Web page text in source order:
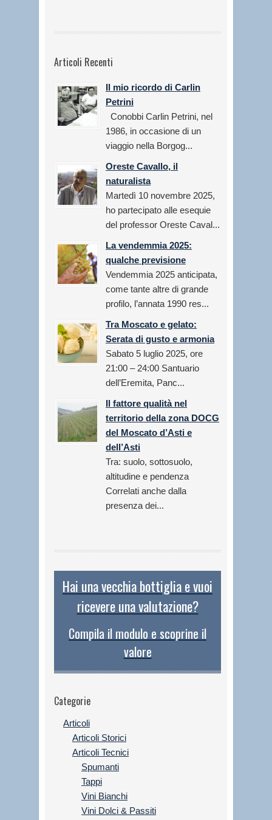
Articoli Recenti
Il mio ricordo di Carlin
Petrini
Conobbi Carlin Petrini, nel
1986, in occasione di un
viaggio nella Borgog...
Oreste Cavallo, il
naturalista
Martedì 10 novembre 2025,
ho partecipato alle esequie
del professor Oreste Caval...
La vendemmia 2025:
qualche previsione
Vendemmia 2025 anticipata,
come tante altre di grande
profilo, l’annata 1990 res...
Tra Moscato e gelato:
Serata di gusto e armonia
Sabato 5 luglio 2025, ore
21:00 – 24:00 Santuario
dell’Eremita, Panc...
Il fattore qualità nel
territorio della zona DOCG
del Moscato d’Asti e
dell’Asti
Tra: suolo, sottosuolo,
altitudine e pendenza
Correlati anche dalla
presenza dei...
Hai una vecchia bottiglia e vuoi
ricevere una valutazione?
Compila il modulo e scoprine il
valore
Categorie
Articoli
Articoli Storici
Articoli Tecnici
Spumanti
Tappi
Vini Bianchi
Vini Dolci & Passiti